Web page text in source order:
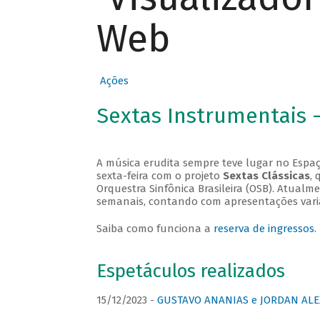
Web
Ações
Sextas Instrumentais
A música erudita sempre teve lugar no
sexta-feira com o projeto Sextas Clássicas,
Orquestra Sinfônica Brasileira (OSB).
semanais, contando com apresentações
Saiba como funciona a reserva de ingressos.
Espetáculos realizados
15/12/2023 - GUSTAVO ANANIAS e JORDAN